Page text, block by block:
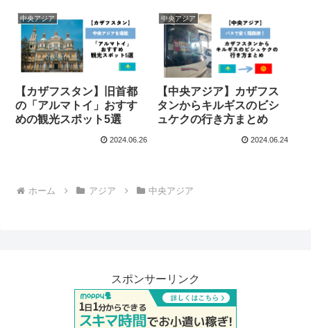
中央アジア
【カザフスタン】旧首都
の「アルマトイ」おすす
めの観光スポット5選
2024.06.26
中央アジア
【中央アジア】カザフス
タンからキルギスのビシ
ュケクの行き方まとめ
2024.06.24
ホーム アジア 中央アジア
スポンサーリンク